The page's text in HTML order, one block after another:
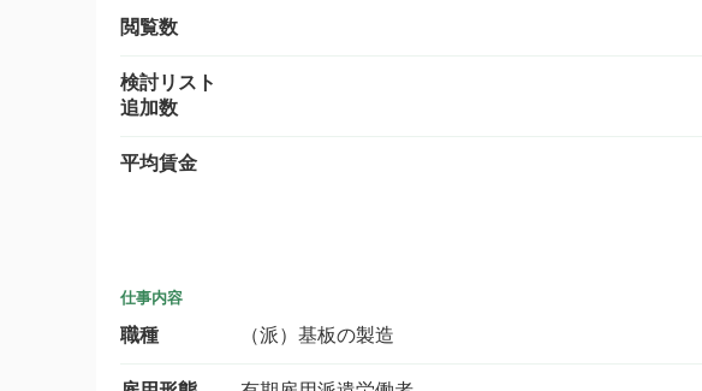
閲覧数
検討リスト
追加数
平均賃金
仕事内容
職種 （派）基板の製造